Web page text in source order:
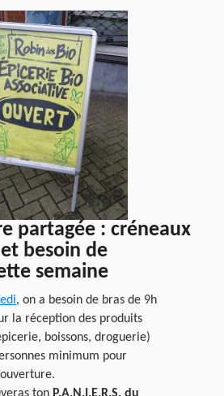
partagée : créneaux
besoin de
semaine
, on a besoin de bras de 9h
la réception des produits
boissons, droguerie)
minimum pour
ton P.A.N.I.E.R.S. du